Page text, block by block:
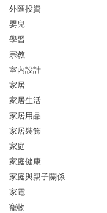
外匯投資
嬰兒
學習
宗教
室內設計
家居
家居生活
家居用品
家居裝飾
家庭
家庭健康
家庭與親子關係
家電
寵物